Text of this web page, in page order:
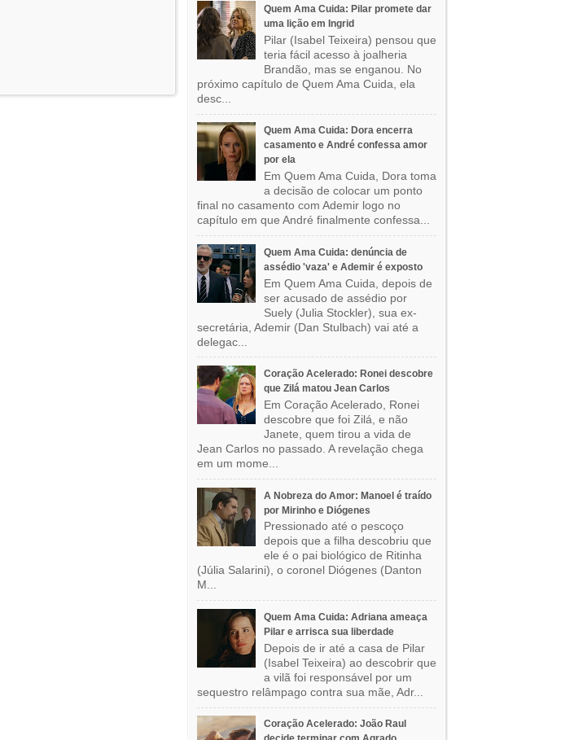
Quem Ama Cuida: Pilar promete dar
uma lição em Ingrid
Pilar (Isabel Teixeira) pensou que
teria fácil acesso à joalheria
Brandão, mas se enganou. No
próximo capítulo de Quem Ama Cuida, ela
desc...
Quem Ama Cuida: Dora encerra
casamento e André confessa amor
por ela
Em Quem Ama Cuida, Dora toma
a decisão de colocar um ponto
final no casamento com Ademir logo no
capítulo em que André finalmente confessa...
Quem Ama Cuida: denúncia de
assédio 'vaza' e Ademir é exposto
Em Quem Ama Cuida, depois de
ser acusado de assédio por
Suely (Julia Stockler), sua ex-
secretária, Ademir (Dan Stulbach) vai até a
delegac...
Coração Acelerado: Ronei descobre
que Zilá matou Jean Carlos
Em Coração Acelerado, Ronei
descobre que foi Zilá, e não
Janete, quem tirou a vida de
Jean Carlos no passado. A revelação chega
em um mome...
A Nobreza do Amor: Manoel é traído
por Mirinho e Diógenes
Pressionado até o pescoço
depois que a filha descobriu que
ele é o pai biológico de Ritinha
(Júlia Salarini), o coronel Diógenes (Danton
M...
Quem Ama Cuida: Adriana ameaça
Pilar e arrisca sua liberdade
Depois de ir até a casa de Pilar
(Isabel Teixeira) ao descobrir que
a vilã foi responsável por um
sequestro relâmpago contra sua mãe, Adr...
Coração Acelerado: João Raul